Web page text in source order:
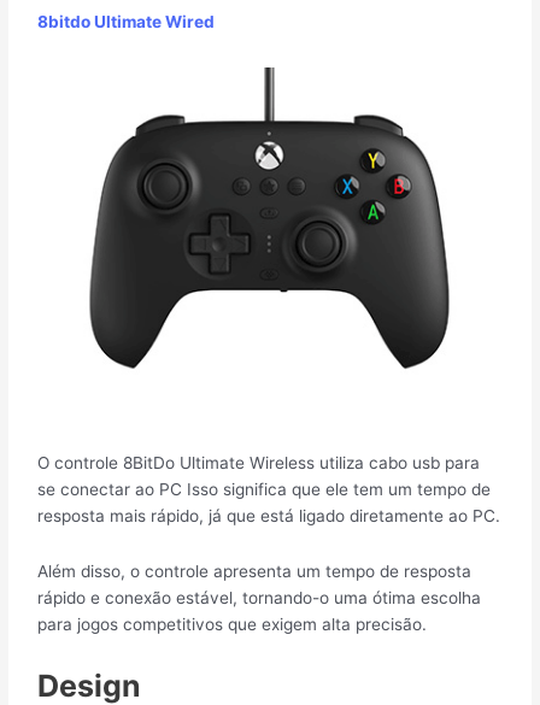
8bitdo Ultimate Wired
O controle 8BitDo Ultimate Wireless utiliza cabo usb para
se conectar ao PC Isso significa que ele tem um tempo de
resposta mais rápido, já que está ligado diretamente ao PC.
Além disso, o controle apresenta um tempo de resposta
rápido e conexão estável, tornando-o uma ótima escolha
para jogos competitivos que exigem alta precisão.
Design